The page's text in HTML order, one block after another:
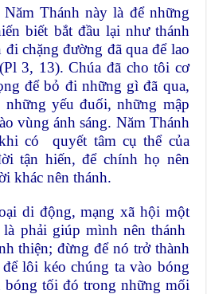
Thánh này là để những
biết bắt đầu lại như thánh
đi chặng đường đã qua để lao
3, 13). Chúa đã cho tôi cơ
để bỏ đi những gì đã qua,
những yếu đuối, những mập
vùng ánh sáng. Năm Thánh
có quyết tâm cụ thể của
tận hiến, để chính họ nên
khác nên thánh.
di động, mạng xã hội một
là phải giúp mình nên thánh
thiện; đừng để nó trở thành
lôi kéo chúng ta vào bóng
bóng tối đó trong những mối